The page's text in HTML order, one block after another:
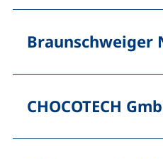
Braunschweiger
CHOCOTECH